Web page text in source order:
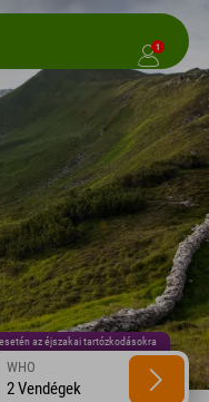
1
az éjszakai tartózkodásokra
WHO
2 Vendégek